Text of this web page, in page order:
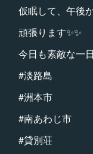
仮眠して、午後
頑張ります✨✨
今日も素敵な一
#淡路島
#洲本市
#南あわじ市
#貸別荘